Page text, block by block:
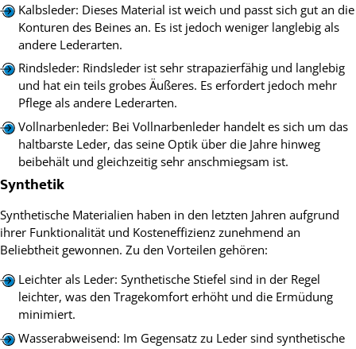
Kalbsleder: Dieses Material ist weich und passt sich gut an die
Konturen des Beines an. Es ist jedoch weniger langlebig als
andere Lederarten.
Rindsleder: Rindsleder ist sehr strapazierfähig und langlebig
und hat ein teils grobes Äußeres. Es erfordert jedoch mehr
Pflege als andere Lederarten.
Vollnarbenleder: Bei Vollnarbenleder handelt es sich um das
haltbarste Leder, das seine Optik über die Jahre hinweg
beibehält und gleichzeitig sehr anschmiegsam ist.
Synthetik
Synthetische Materialien haben in den letzten Jahren aufgrund
ihrer Funktionalität und Kosteneffizienz zunehmend an
Beliebtheit gewonnen. Zu den Vorteilen gehören:
Leichter als Leder: Synthetische Stiefel sind in der Regel
leichter, was den Tragekomfort erhöht und die Ermüdung
minimiert.
Wasserabweisend: Im Gegensatz zu Leder sind synthetische